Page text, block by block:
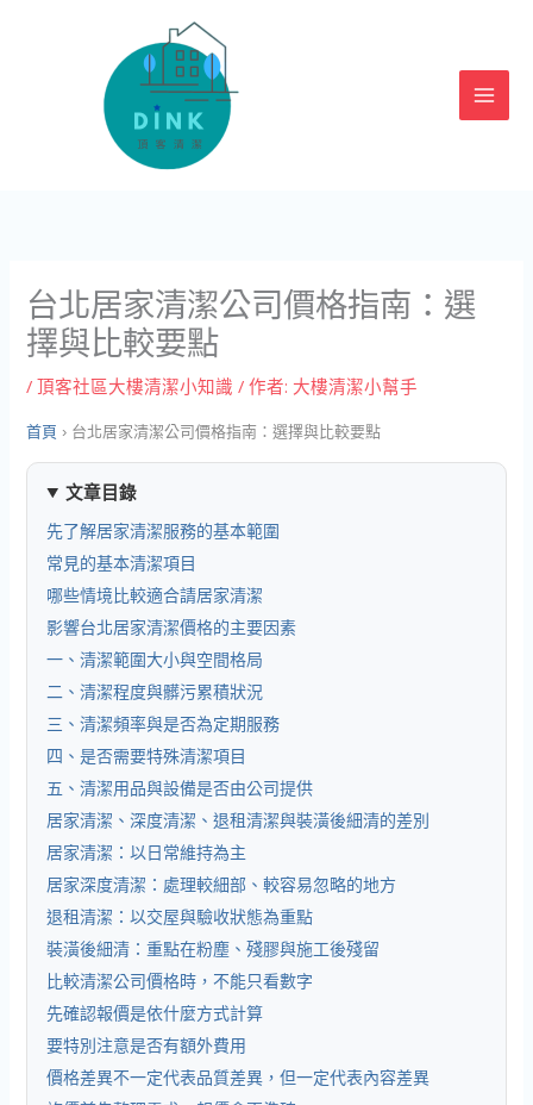
台北居家清潔公司價格指南：選
擇與比較要點
/頂客社區大樓清潔小知識 / 作者: 大樓清潔小幫手
首頁 › 台北居家清潔公司價格指南：選擇與比較要點
文章目錄
先了解居家清潔服務的基本範圍
常見的基本清潔項目
哪些情境比較適合請居家清潔
影響台北居家清潔價格的主要因素
一、清潔範圍大小與空間格局
二、清潔程度與髒污累積狀況
三、清潔頻率與是否為定期服務
四、是否需要特殊清潔項目
五、清潔用品與設備是否由公司提供
居家清潔、深度清潔、退租清潔與裝潢後細清的差別
居家清潔：以日常維持為主
居家深度清潔：處理較細部、較容易忽略的地方
退租清潔：以交屋與驗收狀態為重點
裝潢後細清：重點在粉塵、殘膠與施工後殘留
比較清潔公司價格時，不能只看數字
先確認報價是依什麼方式計算
要特別注意是否有額外費用
價格差異不一定代表品質差異，但一定代表內容差異